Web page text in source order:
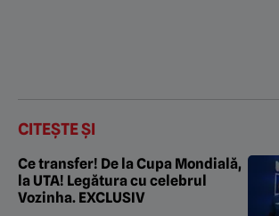
CITEȘTE ȘI
Ce transfer! De la Cupa Mondială,
la UTA! Legătura cu celebrul
Vozinha. EXCLUSIV